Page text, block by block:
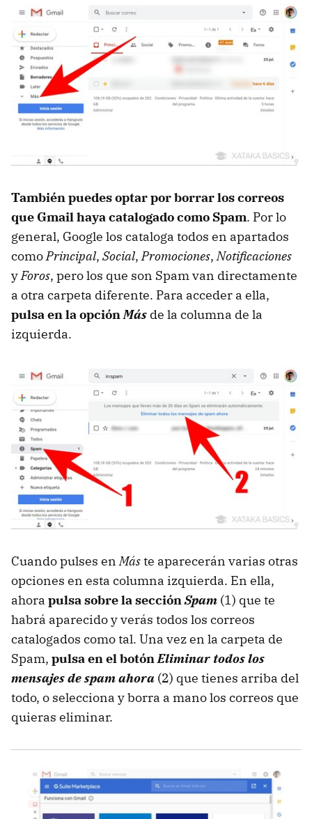
También puedes optar por borrar los correos
que Gmail haya catalogado como Spam. Por lo
general, Google los cataloga todos en apartados
comoPrincipal, Social,Promociones,Notificaciones
yForos, pero los que son Spam van directamente
a otra carpeta diferente. Para acceder a ella,
pulsa en la opciónMás de la columna de la
izquierda.
Cuando pulses en Máste aparecerán varias otras
opciones en esta columna izquierda. En ella,
ahora pulsa sobre la sección Spam (1) que te
habrá aparecido y verás todos los correos
catalogados como tal. Una vez en la carpeta de
Spam, pulsa en el botón Eliminar todos los
mensajes de spam ahora (2) que tienes arriba del
todo, o selecciona y borra a mano los correos que
quieras eliminar.